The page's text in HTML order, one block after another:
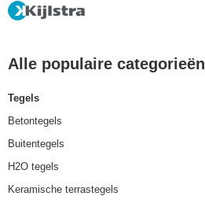
Alle populaire categorieën
Tegels
Betontegels
Buitentegels
H2O tegels
Keramische terrastegels